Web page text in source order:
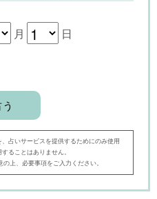
月 日
占いサービスを提供するためにのみ使用
ることはありません。
の上、必要事項をご入力ください。